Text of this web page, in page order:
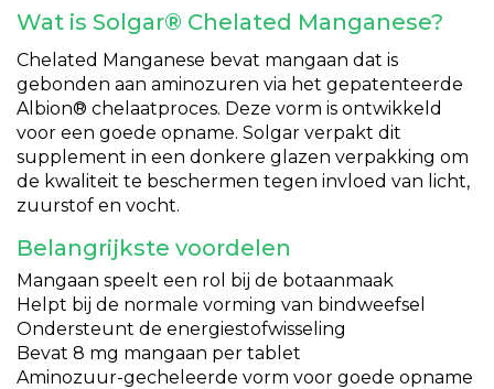
Wat is Solgar® Chelated Manganese?
Chelated Manganese bevat mangaan dat is
gebonden aan aminozuren via het gepatenteerde
Albion® chelaatproces. Deze vorm is ontwikkeld
voor een goede opname. Solgar verpakt dit
supplement in een donkere glazen verpakking om
de kwaliteit te beschermen tegen invloed van licht,
zuurstof en vocht.
Belangrijkste voordelen
Mangaan speelt een rol bij de botaanmaak
Helpt bij de normale vorming van bindweefsel
Ondersteunt de energiestofwisseling
Bevat 8 mg mangaan per tablet
Aminozuur-gecheleerde vorm voor goede opname